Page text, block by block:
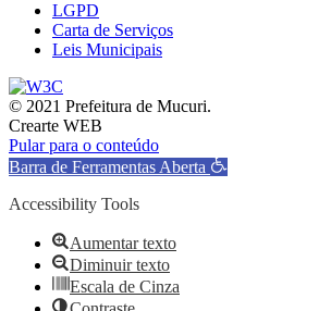
LGPD
Carta de Serviços
Leis Municipais
© 2021 Prefeitura de Mucuri.
Crearte WEB
Pular para o conteúdo
Barra de Ferramentas Aberta
Accessibility Tools
Aumentar texto
Diminuir texto
Escala de Cinza